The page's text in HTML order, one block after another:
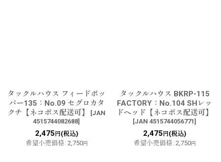
タックルハウス フィードポッ
パー135：No.09 セグロカタ
クチ【ネコポス配送可】
[JAN
4515744082688]
2,475 円(税込)
希望小売価格: 2,750円
タックルハウス BKRP-115
FACTORY：No.104 SHレッ
ドヘッド【ネコポス配送可】
[JAN 4515744056771]
2,475 円(税込)
希望小売価格: 2,750円